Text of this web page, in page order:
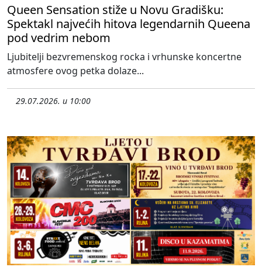
Queen Sensation stiže u Novu Gradišku:
Spektakl najvećih hitova legendarnih Queena
pod vedrim nebom
Ljubitelji bezvremenskog rocka i vrhunske koncertne
atmosfere ovog petka dolaze...
29.07.2026. u 10:00